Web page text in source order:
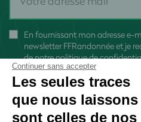
En fournissant mon adresse e-
newsletter FFRandonnée et je
denotre politique de
Continuer sans accepter
Les seules traces
que nous laissons
sont celles de nos